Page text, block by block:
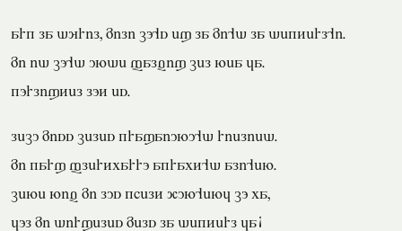
ark la dyril, mili co's ex la mi'd la dekterl'i.
mi id co'd unde falvix cel nea ja.
korlixtel lot es.
lecu miss celes kraxaiunu'd rielied.
mi karx flertparro akrapt'd ali'en.
cene niv mi lus khelt qun'enj co pa,
jol mi dirxeles mels la dekterl ja!